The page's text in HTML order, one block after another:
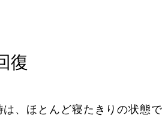
復
、ほとんど寝たきりの状態